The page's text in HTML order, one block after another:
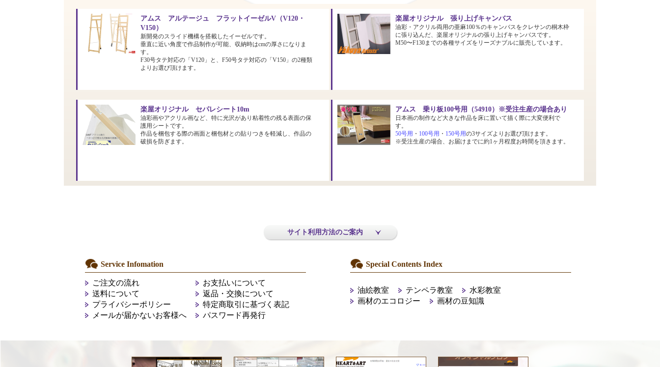
アムス アルテージュ フラットイーゼルV（V120・
V150）
新開発のスライド機構を搭載したイーゼルです。
垂直に近い角度で作品制作が可能、収納時はcmの厚さになりま
す。
F30号タテ対応の「V120」と、F50号タテ対応の「V150」の2種類
よりお選び頂けます。
楽屋オリジナル 張り上げキャンバス
油彩・アクリル両用の亜麻100％のキャンバスをクレサンの桐木枠
に張り込んだ、楽屋オリジナルの張り上げキャンバスです。
M50〜F130までの各種サイズをリーズナブルに販売しています。
楽屋オリジナル セパレシート10m
油彩画やアクリル画など、特に光沢があり粘着性の残る表面の保
護用シートです。
作品を梱包する際の画面と梱包材との貼りつきを軽減し、作品の
破損を防ぎます。
アムス 乗り板100号用（54910）※受注生産の場合あり
日本画の制作など大きな作品を床に置いて描く際に大変便利で
す。
50号用 ・ 100号用 ・ 150号用の3サイズよりお選び頂けます。
※受注生産の場合、お届けまでに約1ヶ月程度お時間を頂きます。
サイト利用方法のご案内
Service Infomation
ご注文の流れ
お支払いについて
送料について
返品・交換について
プライバシーポリシー
特定商取引に基づく表記
メールが届かないお客様へ
パスワード再発行
Special Contents Index
油絵教室 テンペラ教室
水彩教室
画材のエコロジー
画材の豆知識